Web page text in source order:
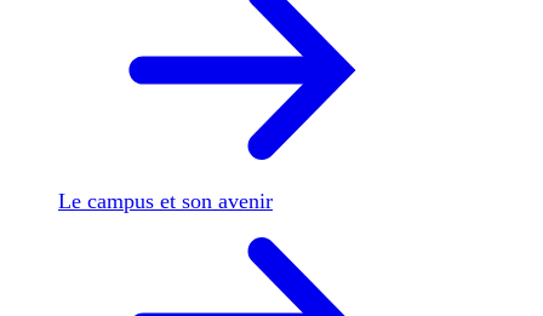
Le campus et son avenir